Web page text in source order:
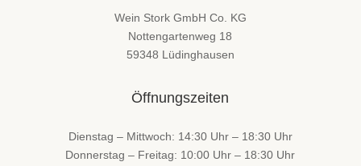
Wein Stork GmbH Co. KG
Nottengartenweg 18
59348 Lüdinghausen
Öffnungszeiten
Dienstag – Mittwoch: 14:30 Uhr – 18:30 Uhr
Donnerstag – Freitag: 10:00 Uhr – 18:30 Uhr